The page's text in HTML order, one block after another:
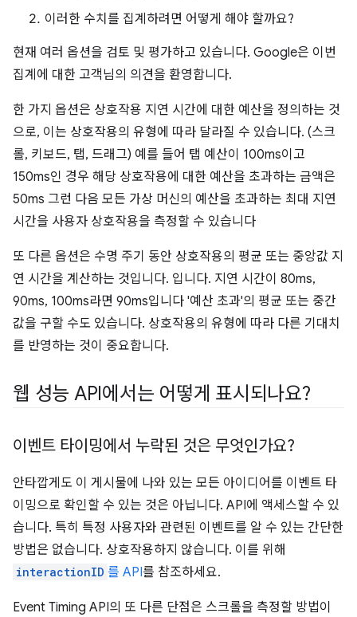
이러한 수치를 집계하려면 어떻게 해야 할까요?
현재 여러 옵션을 검토 및 평가하고 있습니다. Google은 이번
집계에 대한 고객님의 의견을 환영합니다.
한 가지 옵션은 상호작용 지연 시간에 대한 예산을 정의하는 것
으로, 이는 상호작용의 유형에 따라 달라질 수 있습니다. (스크
롤, 키보드, 탭, 드래그) 예를 들어 탭 예산이 100ms이고
150ms인 경우 해당 상호작용에 대한 예산을 초과하는 금액은
50ms 그런 다음 모든 가상 머신의 예산을 초과하는 최대 지연
시간을 사용자 상호작용을 측정할 수 있습니다
또 다른 옵션은 수명 주기 동안 상호작용의 평균 또는 중앙값 지
연 시간을 계산하는 것입니다. 입니다. 지연 시간이 80ms,
90ms, 100ms라면 90ms입니다 '예산 초과'의 평균 또는 중간
값을 구할 수도 있습니다. 상호작용의 유형에 따라 다른 기대치
를 반영하는 것이 중요합니다.
웹 성능 API에서는 어떻게 표시되나요?
이벤트 타이밍에서 누락된 것은 무엇인가요?
안타깝게도 이 게시물에 나와 있는 모든 아이디어를 이벤트 타
이밍으로 확인할 수 있는 것은 아닙니다. API에 액세스할 수 있
습니다. 특히 특정 사용자와 관련된 이벤트를 알 수 있는 간단한
방법은 없습니다. 상호작용하지 않습니다. 이를 위해
interactionID 를 API를 참조하세요.
Event Timing API의 또 다른 단점은 스크롤을 측정할 방법이